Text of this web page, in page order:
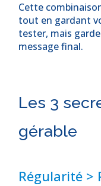
Cette
tout en gardant
tester, mais
message final.
Les 3
gérable
Régularité >